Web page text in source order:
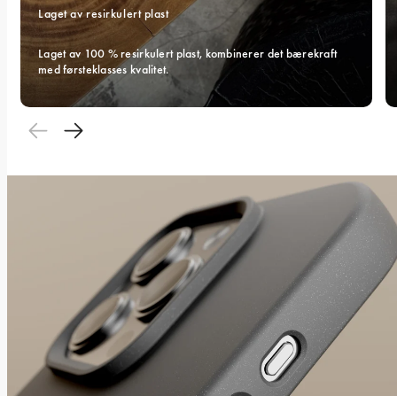
Laget av resirkulert plast
Laget av 100 % resirkulert plast, kombinerer det bærekraft
med førsteklasses kvalitet.